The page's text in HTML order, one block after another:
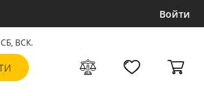
Войти
СБ, ВСК.